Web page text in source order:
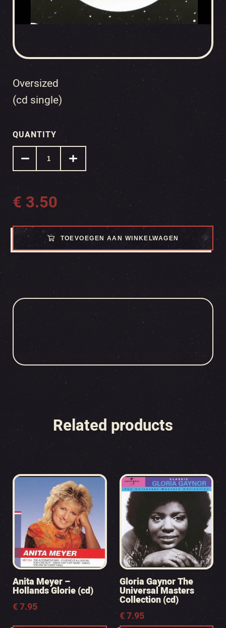
Oversized
(cd single)
QUANTITY
€ 3.50
TOEVOEGEN AAN WINKELWAGEN
Related products
Anita Meyer –
Hollands Glorie (cd)
€7.95
Gloria Gaynor The
Universal Masters
Collection (cd)
€7.95